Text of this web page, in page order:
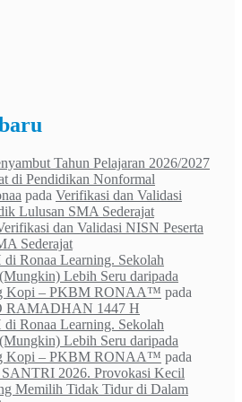
Tahun Pelajaran 2026/2027
di Pendidikan Nonformal
pada Verifikasi dan Validasi
Lulusan SMA Sederajat
dan Validasi NISN Peserta
Sederajat
di Ronaa Learning. Sekolah
Lebih Seru daripada
Kopi – PKBM RONAA™ pada
RAMADHAN 1447 H
di Ronaa Learning. Sekolah
Lebih Seru daripada
Kopi – PKBM RONAA™ pada
2026. Provokasi Kecil
Memilih Tidak Tidur di Dalam